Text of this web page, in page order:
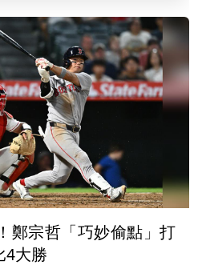
鄭宗哲「巧妙偷點」打
4大勝